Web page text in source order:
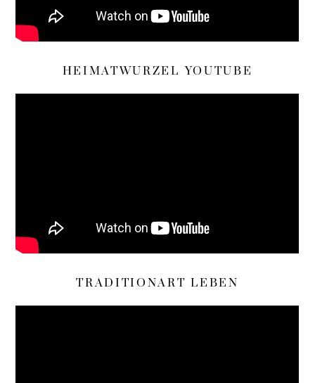
HEIMATWURZEL YOUTUBE
TRADITIONART LEBEN